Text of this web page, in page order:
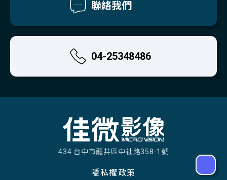
聯絡我們
04-25348486
434 台中市龍井區中社路358-1號
隱私權政策